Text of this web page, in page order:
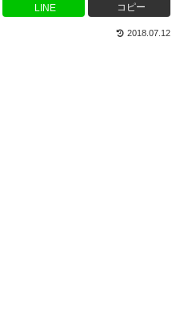
LINE コピー
2018.07.12